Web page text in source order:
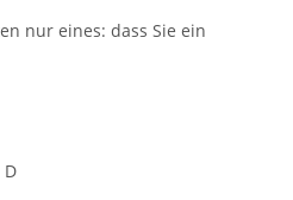
nur eines: dass Sie ein
D